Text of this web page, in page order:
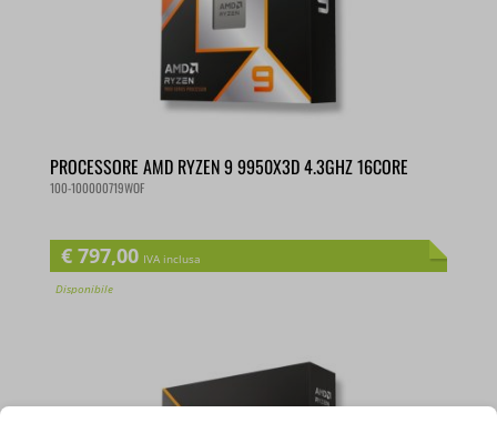
PROCESSORE AMD RYZEN 9 9950X3D 4.3GHZ 16CORE
100-100000719WOF
€797,00 IVA inclusa
Disponibile